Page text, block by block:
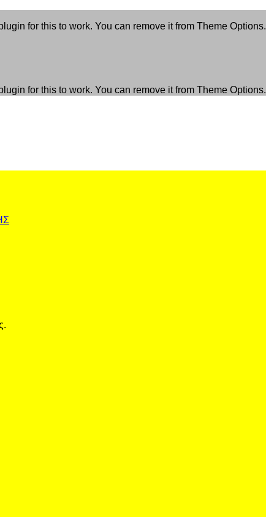
for this to work. You can remove it from Theme Options.
for this to work. You can remove it from Theme Options.